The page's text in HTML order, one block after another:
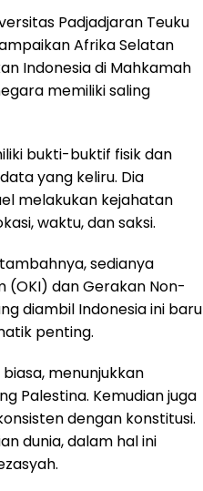
Padjadjaran Teuku
Afrika Selatan
Indonesia di Mahkamah
memiliki saling
bukti-buktif fisik dan
yang keliru. Dia
melakukan kejahatan
waktu, dan saksi.
sedianya
(OKI) dan Gerakan Non-
diambil Indonesia ini baru
penting.
menunjukkan
Palestina. Kemudian juga
dengan konstitusi.
dunia, dalam hal ini